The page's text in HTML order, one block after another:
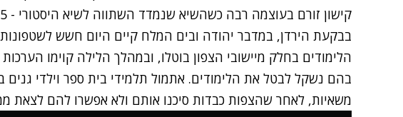
קישון זורם בעוצמה רבה כשהשיא שנמדד השתווה לשיא היסטורי - 215 מ"ק לשנייה.
בבקעת הירדן, במדבר יהודה ובים המלח קיים היום חשש
הלימודים בחלק מיישובי הצפון בוטלו, ובמהלך הלילה קוימו הערכות
בהם נשקל לבטל את הלימודים. אתמול תלמידי בית ספר וילדי גנים
משאיות, לאחר שהצפות כבדות סיכנו אותם ולא אפשרו להם לצאת